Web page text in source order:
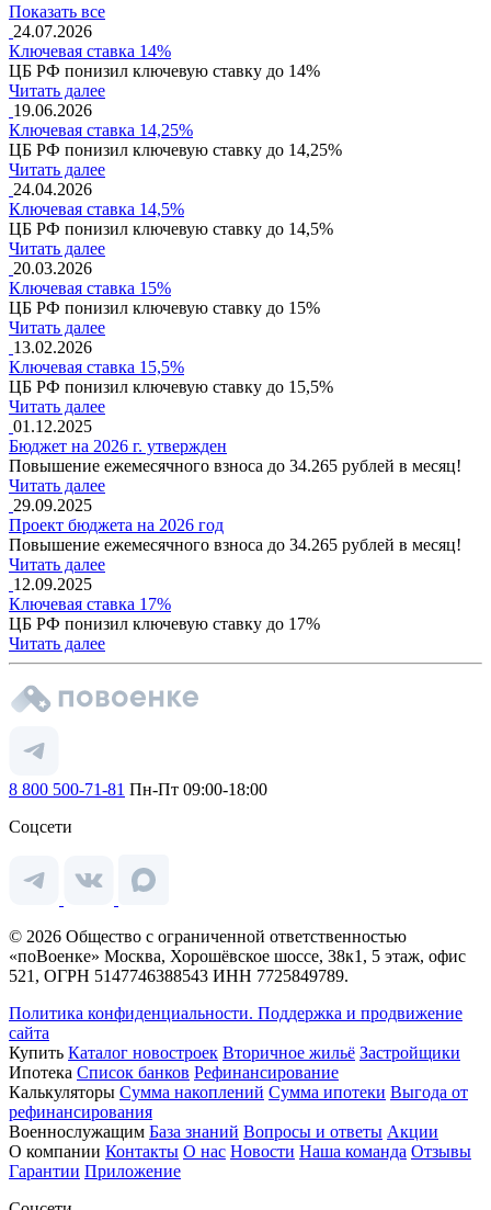
Показать все
24.07.2026
Ключевая ставка 14%
ЦБ РФ понизил ключевую ставку до 14%
Читать далее
19.06.2026
Ключевая ставка 14,25%
ЦБ РФ понизил ключевую ставку до 14,25%
Читать далее
24.04.2026
Ключевая ставка 14,5%
ЦБ РФ понизил ключевую ставку до 14,5%
Читать далее
20.03.2026
Ключевая ставка 15%
ЦБ РФ понизил ключевую ставку до 15%
Читать далее
13.02.2026
Ключевая ставка 15,5%
ЦБ РФ понизил ключевую ставку до 15,5%
Читать далее
01.12.2025
Бюджет на 2026 г. утвержден
Повышение ежемесячного взноса до 34.265 рублей в месяц!
Читать далее
29.09.2025
Проект бюджета на 2026 год
Повышение ежемесячного взноса до 34.265 рублей в месяц!
Читать далее
12.09.2025
Ключевая ставка 17%
ЦБ РФ понизил ключевую ставку до 17%
Читать далее
8 800 500-71-81 Пн-Пт 09:00-18:00
Соцсети
© 2026 Общество с ограниченной ответственностью
«поВоенке» Москва, Хорошёвское шоссе, 38к1, 5 этаж, офис
521, ОГРН 5147746388543 ИНН 7725849789.
Политика конфиденциальности. Поддержка и продвижение
сайта
Купить Каталог новостроек Вторичное жильё Застройщики
Ипотека Список банков Рефинансирование
Калькуляторы Сумма накоплений Сумма ипотеки Выгода от
рефинансирования
Военнослужащим База знаний Вопросы и ответы Акции
О компании Контакты О нас Новости Наша команда Отзывы
Гарантии Приложение